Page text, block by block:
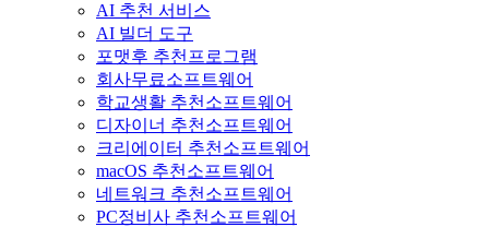
AI 추천 서비스
AI 빌더 도구
포맷후 추천프로그램
회사무료소프트웨어
학교생활 추천소프트웨어
디자이너 추천소프트웨어
크리에이터 추천소프트웨어
macOS 추천소프트웨어
네트워크 추천소프트웨어
PC정비사 추천소프트웨어